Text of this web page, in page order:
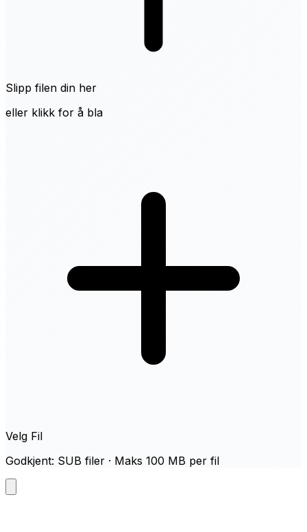
Slipp filen din her
eller klikk for å bla
Velg Fil
Godkjent: SUB filer · Maks 100 MB per fil